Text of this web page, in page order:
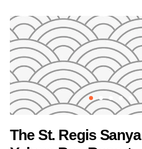
The St. Regis Sanya